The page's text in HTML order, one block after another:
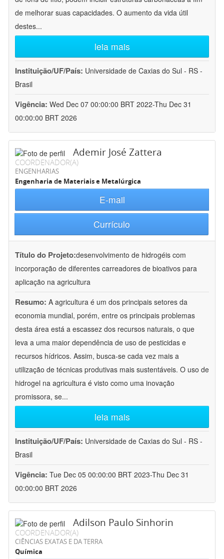
de melhorar suas capacidades. O aumento da vida útil
destes...
leia mais
Instituição/UF/País: Universidade de Caxias do Sul - RS -
Brasil
Vigência: Wed Dec 07 00:00:00 BRT 2022-Thu Dec 31
00:00:00 BRT 2026
Ademir José Zattera
COORDENADOR(A)
ENGENHARIAS
Engenharia de Materiais e Metalúrgica
E-mail
Currículo
Título do Projeto:desenvolvimento de hidrogéis com
incorporação de diferentes carreadores de bioativos para
aplicação na agricultura
Resumo: A agricultura é um dos principais setores da
economia mundial, porém, entre os principais problemas
desta área está a escassez dos recursos naturais, o que
leva a uma maior dependência de uso de pesticidas e
recursos hídricos. Assim, busca-se cada vez mais a
utilização de técnicas produtivas mais sustentáveis. O uso de
hidrogel na agricultura é visto como uma inovação
promissora, se...
leia mais
Instituição/UF/País: Universidade de Caxias do Sul - RS -
Brasil
Vigência: Tue Dec 05 00:00:00 BRT 2023-Thu Dec 31
00:00:00 BRT 2026
Adilson Paulo Sinhorin
COORDENADOR(A)
CIÊNCIAS EXATAS E DA TERRA
Química